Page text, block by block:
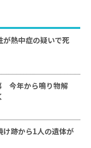
熱中症の疑いで死
今年から鳴り物解
け跡から1人の遺体が